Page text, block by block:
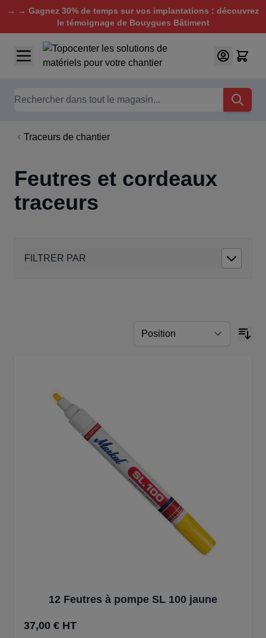
→ → Gagnez 30% de temps sur vos implantations : découvrez
le témoignage de Bouygues Bâtiment
Aller au contenu
Chercher
Traceurs de chantier
Feutres et cordeaux
traceurs
FILTRER PAR
12 Feutres à pompe SL 100 jaune
37,00 € HT